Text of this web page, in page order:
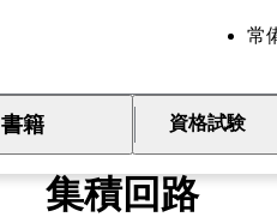
常
書籍 資格試験
新インターユニバ
集積回路